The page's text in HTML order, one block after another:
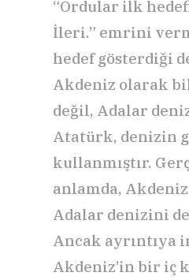
“Ordular ilk
İleri.” emrini
hedef gösterdiği
Akdeniz olarak
değil, Adalar
Atatürk, denizin
kullanmıştır.
anlamda,
Adalar denizini
Ancak ayrıntıya
Akdeniz’in bir iç